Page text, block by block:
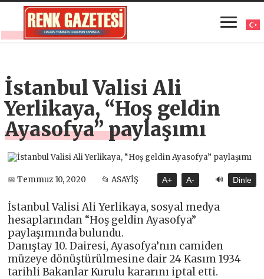
İstanbul Valisi Ali
Yerlikaya, “Hoş geldin
Ayasofya” paylaşımı
📅 Temmuz 10, 2020 📂 ASAYİŞ A+ A- 🔊 Dinle
İstanbul Valisi Ali Yerlikaya, sosyal medya
hesaplarından “Hoş geldin Ayasofya”
paylaşımında bulundu.
Danıştay 10. Dairesi, Ayasofya’nın camiden
müzeye dönüştürülmesine dair 24 Kasım 1934
tarihli Bakanlar Kurulu kararını iptal etti.